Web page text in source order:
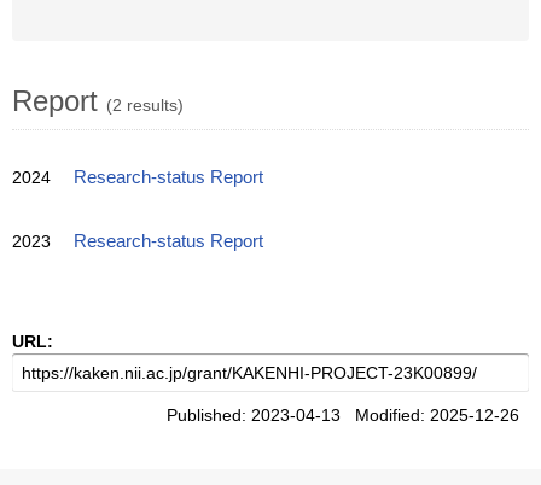
Report (2 results)
2024 Research-status Report
2023 Research-status Report
URL:
Published: 2023-04-13 Modified: 2025-12-26